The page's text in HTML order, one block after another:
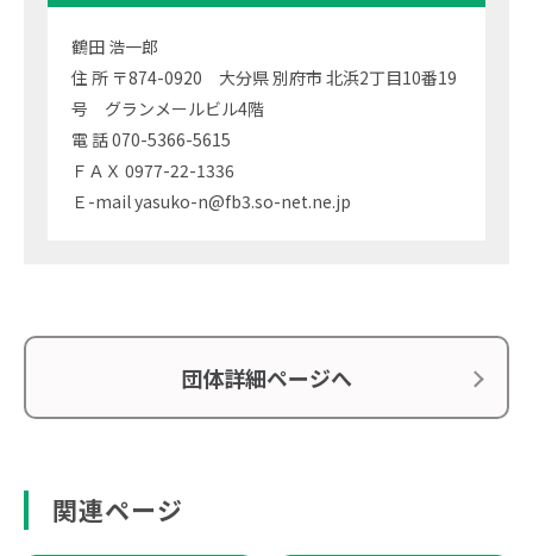
鶴田 浩一郎
住 所 〒874-0920 大分県 別府市 北浜2丁目10番19
号 グランメールビル4階
電 話 070-5366-5615
ＦＡＸ 0977-22-1336
Ｅ-mail yasuko-n@fb3.so-net.ne.jp
団体詳細ページへ
関連ページ